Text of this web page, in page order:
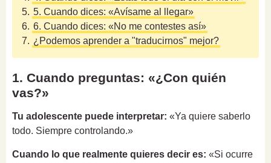
5. 5. Cuando dices: «Avísame al llegar»
6. 6. Cuando dices: «No me contestes así»
7. ¿Podemos aprender a "traducirnos" mejor?
1. Cuando preguntas: «¿Con quién
vas?»
Tu adolescente puede interpretar: «Ya quiere saberlo
todo. Siempre controlando.»
Cuando lo que realmente quieres decir es: «Si ocurre